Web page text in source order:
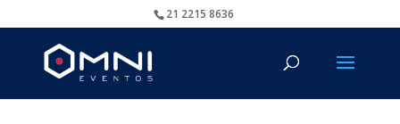
21 2215 8636